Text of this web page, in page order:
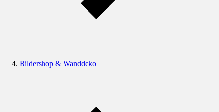
Bildershop & Wanddeko